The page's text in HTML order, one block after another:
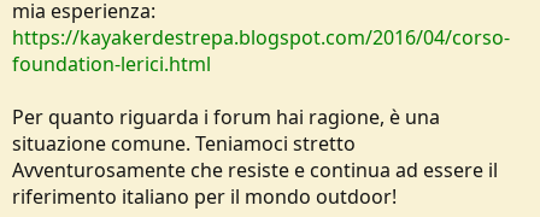
mia esperienza:
https://kayakerdestrepa.blogspot.com/2016/04/corso-
foundation-lerici.html
Per quanto riguarda i forum hai ragione, è una
situazione comune. Teniamoci stretto
Avventurosamente che resiste e continua ad essere il
riferimento italiano per il mondo outdoor!